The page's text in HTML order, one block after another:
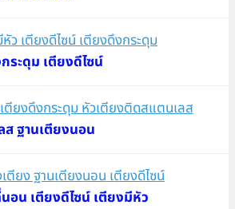
ระดุม เตียงดีไซน์
ฐานเตียงนอน
อน เตียงดีไซน์ เตียงมีหัว